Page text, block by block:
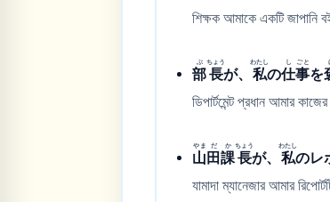
শিক্ষক আমাকে একটি জাপানি
部
ぶ
長
ちょう
が、 私
わたし
の仕
し
事
ごと
を
ডিপার্টমেন্ট প্রধান আমার
山
やま
田
だ
課
か
長
ちょう
が、 私
わたし
のレ
যামাদা ম্যানেজার আমার